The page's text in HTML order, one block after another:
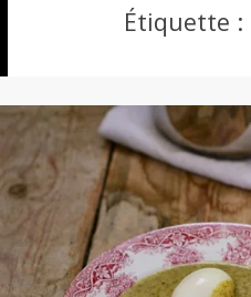
M
o
n
Étiquette :